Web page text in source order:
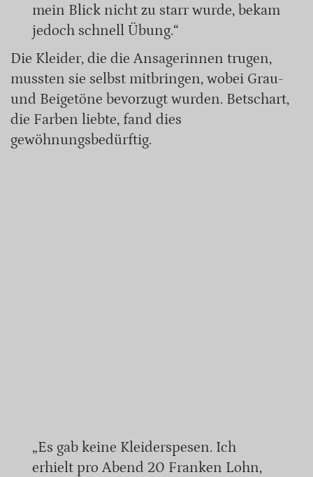
mein Blick nicht zu starr wurde, bekam
jedoch schnell Übung.“
Die Kleider, die die Ansagerinnen trugen,
mussten sie selbst mitbringen, wobei Grau-
und Beigetöne bevorzugt wurden. Betschart,
die Farben liebte, fand dies
gewöhnungsbedürftig.
„Es gab keine Kleiderspesen. Ich
erhielt pro Abend 20 Franken Lohn,